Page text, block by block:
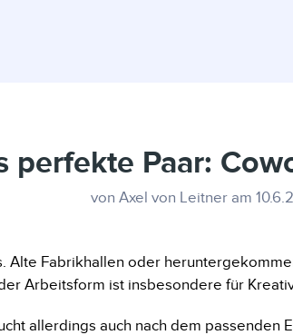
perfekte Paar:
von Axel von Leitner am
Alte Fabrikhallen oder
Arbeitsform ist insbesondere für
allerdings auch nach dem